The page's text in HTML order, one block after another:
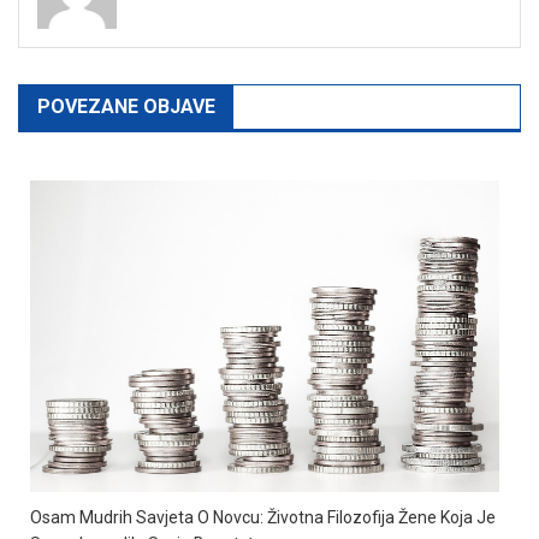
POVEZANE OBJAVE
Osam Mudrih Savjeta O Novcu: Životna Filozofija Žene Koja Je